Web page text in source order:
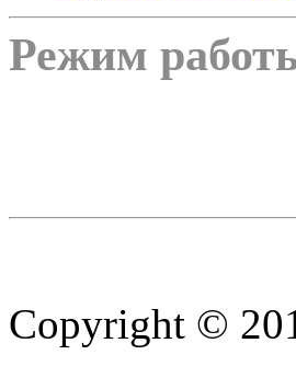
Режим
Copyright ©